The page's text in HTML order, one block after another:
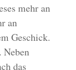
mehr an
an
Geschick.
Neben
das